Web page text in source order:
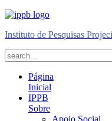
Instituto de Pesquisas
Página
Inicial
IPPB
Sobre
Apoio Social